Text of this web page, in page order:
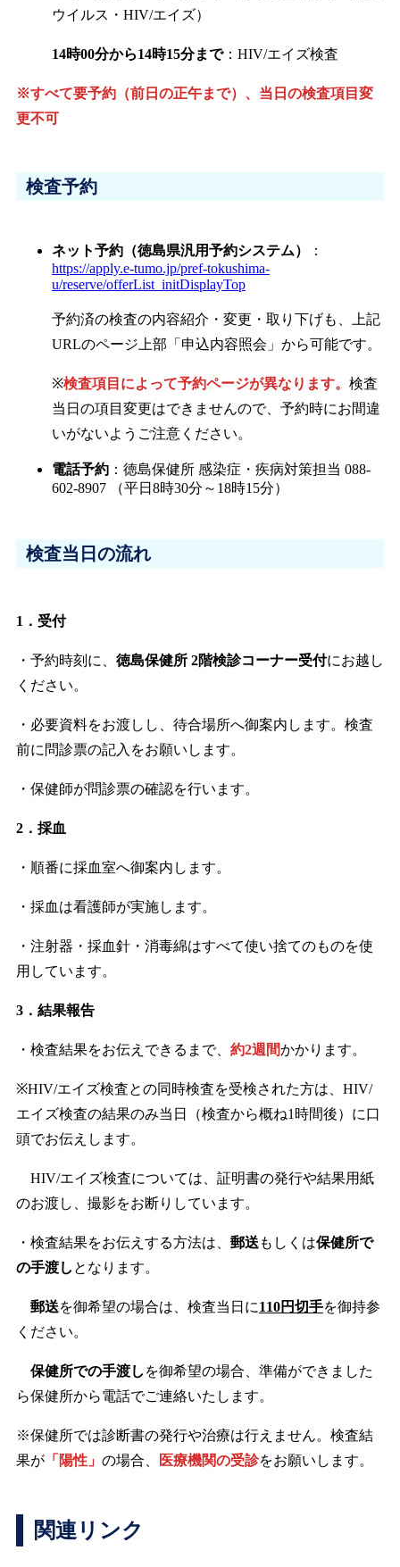
ウイルス・HIV/エイズ）
14時00分から14時15分まで：HIV/エイズ検査
※すべて要予約（前日の正午まで）、当日の検査項目変
更不可
検査予約
ネット予約（徳島県汎用予約システム）
：
https://apply.e-tumo.jp/pref-tokushima-
u/reserve/offerList_initDisplayTop
予約済の検査の内容紹介・変更・取り下げも、上記
URLのページ上部「申込内容照会」から可能です。
※検査項目によって予約ページが異なります。 検査
当日の項目変更はできませんので、予約時にお間違
いがないようご注意ください。
電話予約 ：徳島保健所 感染症・疾病対策担当 088-
602-8907 （平日8時30分～18時15分）
検査当日の流れ
1．受付
・予約時刻に、 徳島保健所 2階検診コーナー受付にお越し
ください。
・必要資料をお渡しし、待合場所へ御案内します。検査
前に問診票の記入をお願いします。
・保健師が問診票の確認を行います。
2．採血
・順番に採血室へ御案内します。
・採血は看護師が実施します。
・注射器・採血針・消毒綿はすべて使い捨てのものを使
用しています。
3．結果報告
・検査結果をお伝えできるまで、 約2週間かかります。
※HIV/エイズ検査との同時検査を受検された方は、HIV/
エイズ検査の結果のみ当日（検査から概ね1時間後）に口
頭でお伝えします。
HIV/エイズ検査については、証明書の発行や結果用紙
のお渡し、撮影をお断りしています。
・検査結果をお伝えする方法は、 郵送 もしくは保健所で
の手渡し となります。
郵送を御希望の場合は、検査当日に110円切手を御持参
ください。
保健所での手渡し を御希望の場合、準備ができました
ら保健所から電話でご連絡いたします。
※保健所では診断書の発行や治療は行えません。検査結
果が 「陽性」 の場合、 医療機関の受診をお願いします。
関連リンク